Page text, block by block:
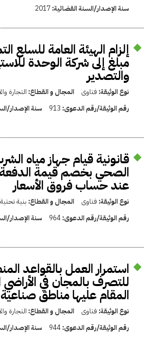
سنة الإصدار/السنة القضائية:2017
إلزام الهيئة العامة للسلع
مبلغ إلى شركة الوحدة
والتصدير
نوع الوثيقة: فتاوى المجال و القطاع: التجارة
رقم الوثيقة/رقم الدعوى: 913 سنة الإصدار/
قانونية قيام جهاز مياه
الصحي بخصم قيمة
عند حساب فروق الأسعار
نوع الوثيقة: فتاوى المجال و القطاع: بنية
رقم الوثيقة/رقم الدعوى:964 سنة الإصدار/
استمرار العمل بالقواعد
للتصرف بالمجان في
المقام عليها مناطق
نوع الوثيقة: فتاوى المجال و القطاع: التجارة
رقم الوثيقة/رقم الدعوى:944 سنة الإصدار/